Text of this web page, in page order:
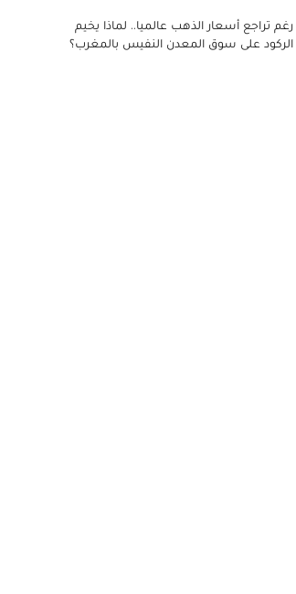
رغم تراجع أسعار الذهب عالميا.. لماذا يخيم
الركود على سوق المعدن النفيس بالمغرب؟